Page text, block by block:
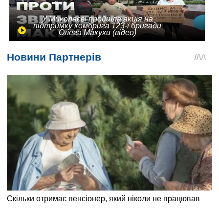
У Миколаєві пройшла акція на
підтримку комбрига 123-ї бригади
Олега Макухи (відео)